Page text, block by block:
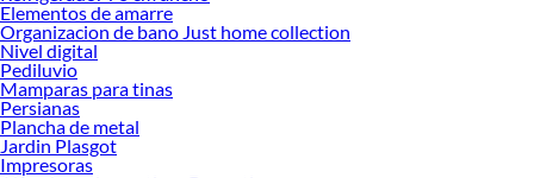
Elementos de amarre
Organizacion de bano Just home collection
Nivel digital
Pediluvio
Mamparas para tinas
Persianas
Plancha de metal
Jardin Plasgot
Impresoras